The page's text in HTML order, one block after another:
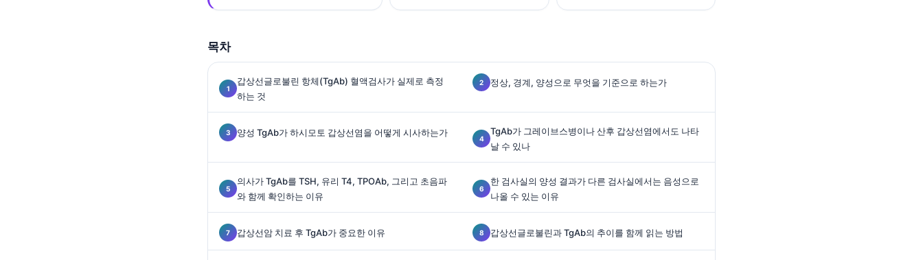
목차
갑상선글로불린 항체(TgAb) 혈액검사가 실제로 측정
하는 것
정상, 경계, 양성으로 무엇을 기준으로 하는가
양성 TgAb가 하시모토 갑상선염을 어떻게 시사하는가
TgAb가 그레이브스병이나 산후 갑상선염에서도 나타
날 수 있나
의사가 TgAb를 TSH, 유리 T4, TPOAb, 그리고 초음파
와 함께 확인하는 이유
한 검사실의 양성 결과가 다른 검사실에서는 음성으로
나올 수 있는 이유
갑상선암 치료 후 TgAb가 중요한 이유 갑상선글로불린과 TgAb의 추이를 함께 읽는 방법